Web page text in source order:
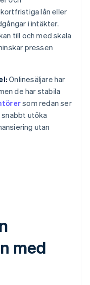
lån eller
i intäkter.
till och med skala
pressen
Onlinesäljare har
de har stabila
som redan ser
utöka
utan
med